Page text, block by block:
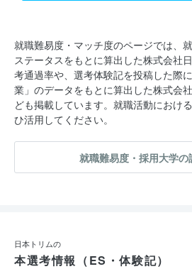
就職難易度・マッチ度のページでは、
ステータスをもとに算出した株式会社
考通過率や、選考体験記を投稿した際
業」のデータをもとに算出した株式会
ども掲載しています。就職活動におけ
ひ活用してください。
就職難易度・採用大学の
日本トリムの
本選考情報（ES・体験記）